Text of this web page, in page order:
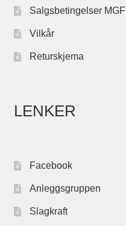
Salgsbetingelser MGF
Vilkår
Returskjema
LENKER
Facebook
Anleggsgruppen
Slagkraft